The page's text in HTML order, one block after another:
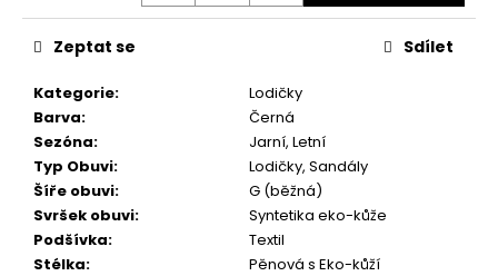
Kategorie:
Lodičky
Barva:
Černá
Sezóna:
Jarní, Letní
Typ Obuvi:
Lodičky, Sandály
Šíře obuvi:
G (běžná)
Svršek obuvi:
Syntetika eko-kůže
Podšívka:
Textil
Stélka:
Pěnová s Eko-kůží
Zeptat se Sdílet
ČERNÉ
799
Původně:
499
Kč